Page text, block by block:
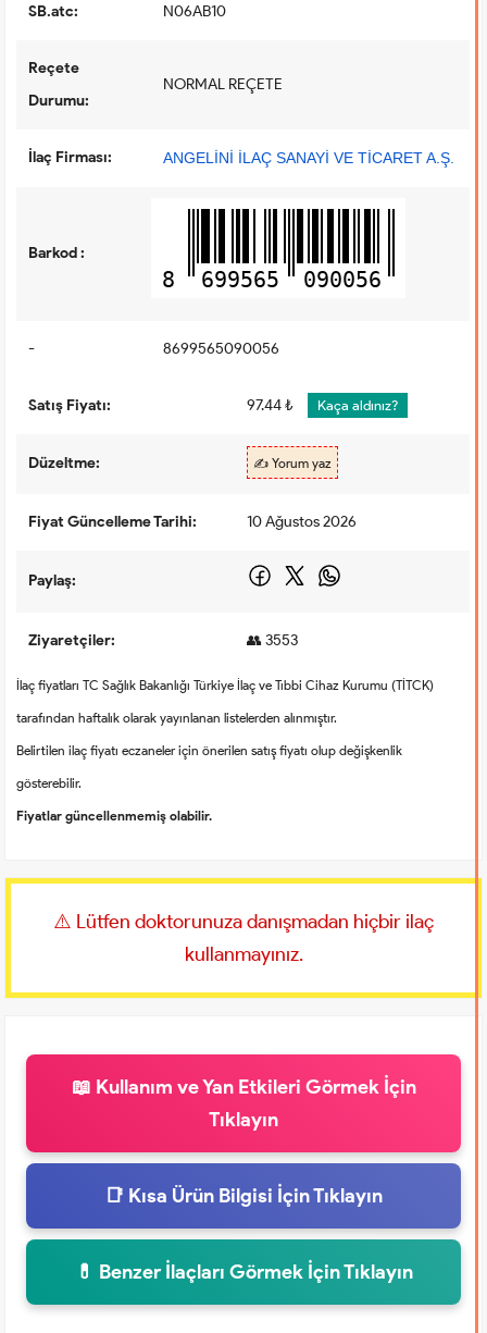
SB.atc: N06AB10
Reçete
Durumu:
NORMAL REÇETE
İlaç Firması: ANGELİNİ İLAÇ SANAYİ VE TİCARET A.Ş.
Barkod :
8 699565 090056
- 8699565090056
Satış Fiyatı: 97.44 ₺ Kaça aldınız?
Düzeltme: ✍️ Yorum yaz
Fiyat Güncelleme Tarihi: 10 Ağustos 2026
Paylaş:
Ziyaretçiler: 👥 3553
İlaç fiyatları TC Sağlık Bakanlığı Türkiye İlaç ve Tıbbi Cihaz Kurumu (TİTCK)
tarafından haftalık olarak yayınlanan listelerden alınmıştır.
Belirtilen ilaç fiyatı eczaneler için önerilen satış fiyatı olup değişkenlik
gösterebilir.
Fiyatlar güncellenmemiş olabilir.
⚠️ Lütfen doktorunuza danışmadan hiçbir ilaç
kullanmayınız.
📖 Kullanım ve Yan Etkileri Görmek İçin
Tıklayın
📑 Kısa Ürün Bilgisi İçin Tıklayın
💊 Benzer İlaçları Görmek İçin Tıklayın